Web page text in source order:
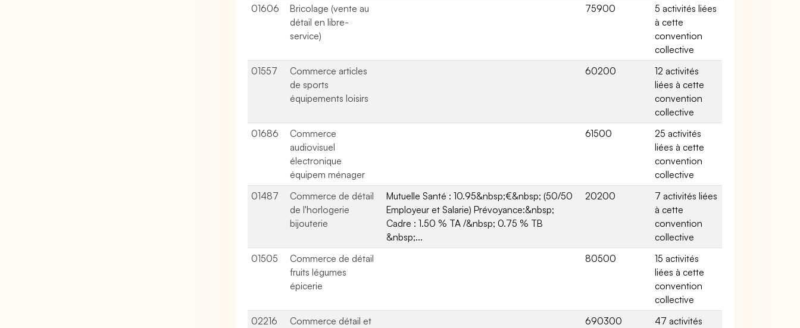
01606
Bricolage (vente au
détail en libre-
service)
75900
5 activités liées
à cette
convention
collective
01557
Commerce articles
de sports
équipements loisirs
60200
12 activités
liées à cette
convention
collective
01686
Commerce
audiovisuel
électronique
équipem ménager
61500
25 activités
liées à cette
convention
collective
01487
Commerce de détail
de l'horlogerie
bijouterie
Mutuelle Santé : 10.95&nbsp;€&nbsp; (50/50
Employeur et Salarie) Prévoyance:&nbsp;
Cadre : 1.50 % TA /&nbsp; 0.75 % TB
&nbsp;...
20200
7 activités liées
à cette
convention
collective
01505
Commerce de détail
fruits légumes
épicerie
80500
15 activités
liées à cette
convention
collective
02216
Commerce détail et
690300
47 activités